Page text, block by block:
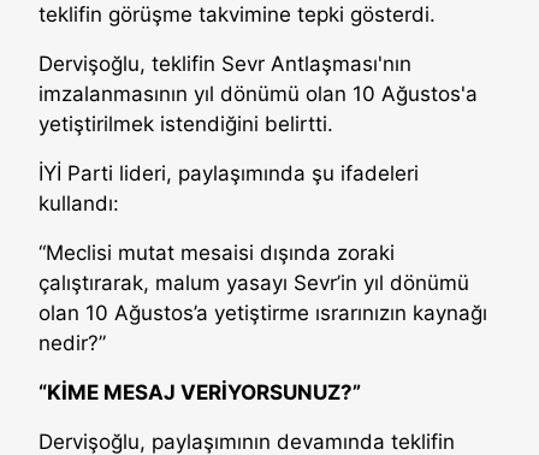
teklifin görüşme takvimine tepki gösterdi.
Dervişoğlu, teklifin Sevr Antlaşması'nın
imzalanmasının yıl dönümü olan 10 Ağustos'a
yetiştirilmek istendiğini belirtti.
İYİ Parti lideri, paylaşımında şu ifadeleri
kullandı:
“Meclisi mutat mesaisi dışında zoraki
çalıştırarak, malum yasayı Sevr’in yıl dönümü
olan 10 Ağustos’a yetiştirme ısrarınızın kaynağı
nedir?”
“KİME MESAJ VERİYORSUNUZ?”
Dervişoğlu, paylaşımının devamında teklifin